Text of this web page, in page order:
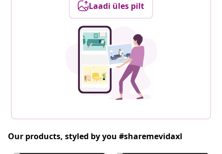
Laadi üles pilt
Our products, styled by you #sharemevidaxl